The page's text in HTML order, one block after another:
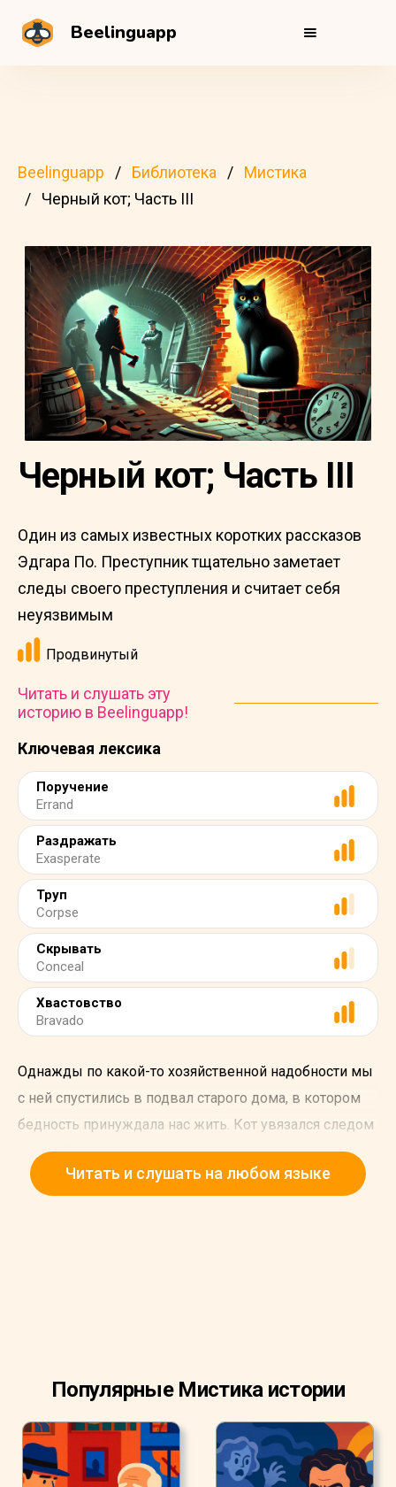
Beelinguapp
Beelinguapp Библиотека
Мистика
Черный кот; Часть III
Ключевая лексика
Поручение
Errand
Раздражать
Exasperate
Труп
Corpse
Скрывать
Conceal
Хвастовство
Bravado
Черный кот; Часть III
Один из самых известных коротких рассказов
Эдгара По. Преступник тщательно заметает
следы своего преступления и считает себя
неуязвимым
Продвинутый
Читать и слушать эту
историю в Beelinguapp!
Однажды по какой-то хозяйственной надобности мы
с ней спустились в подвал старого дома, в котором
бедность принуждала нас жить. Кот увязался следом
за мной по крутой лестнице, я споткнулся, едва не
свернул себе шею и обезумел от бешенства. Я
Читать и слушать на любом языке
Популярные Мистика истории